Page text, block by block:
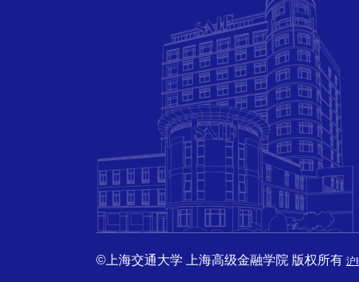
©上海交通大学 上海高级金融学院 版权所有 沪